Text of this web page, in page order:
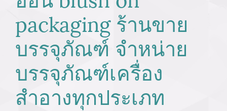
packaging ร้านขาย
บรรจุภัณฑ์ จำหน่าย
บรรจุภัณฑ์เครื่อง
สำอางทุกประเภท